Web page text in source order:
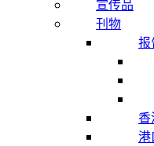
宣传品
刊物
报
港